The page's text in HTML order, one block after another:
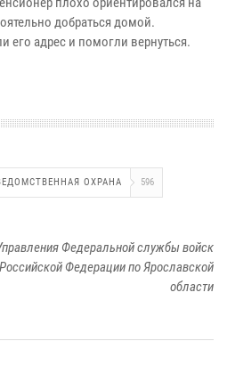
добраться домой.
его адрес и помогли вернуться.
ОХРАНА 596
Федеральной службы войск
Федерации по Ярославской
области